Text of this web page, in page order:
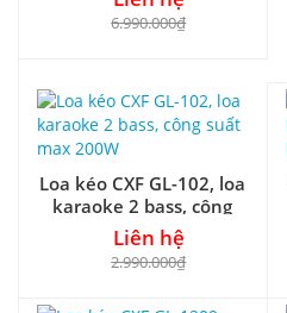
6.990.000₫
Loa kéo CXF GL-102, loa
karaoke 2 bass, công
suất max 200W
Liên hệ
2.990.000₫